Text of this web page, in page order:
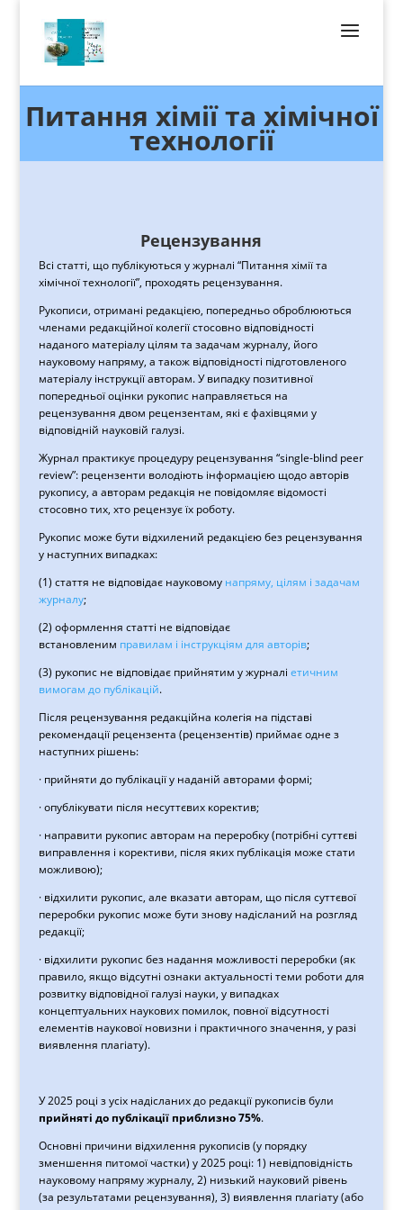
Питання хімії та хімічної
технології
Рецензування
Всі статті, що публікуються у журналі “Питання хімії та
хімічної технології”, проходять рецензування.
Рукописи, отримані редакцією, попередньо оброблюються
членами редакційної колегії стосовно відповідності
наданого матеріалу цілям та задачам журналу, його
науковому напряму, а також відповідності підготовленого
матеріалу інструкції авторам. У випадку позитивної
попередньої оцінки рукопис направляється на
рецензування двом рецензентам, які є фахівцями у
відповідній науковій галузі.
Журнал практикує процедуру рецензування “single-blind peer
review”: рецензенти володіють інформацією щодо авторів
рукопису, а авторам редакція не повідомляє відомості
стосовно тих, хто рецензує їх роботу.
Рукопис може бути відхилений редакцією без рецензування
у наступних випадках:
(1) стаття не відповідає науковому напряму, цілям і задачам
журналу;
(2) оформлення статті не відповідає
встановленим правилам і інструкціям для авторів;
(3) рукопис не відповідає прийнятим у журналі етичним
вимогам до публікацій.
Після рецензування редакційна колегія на підставі
рекомендації рецензента (рецензентів) приймає одне з
наступних рішень:
· прийняти до публікації у наданій авторами формі;
· опублікувати після несуттєвих коректив;
· направити рукопис авторам на переробку (потрібні суттєві
виправлення і корективи, після яких публікація може стати
можливою);
· відхилити рукопис, але вказати авторам, що після суттєвої
переробки рукопис може бути знову надісланий на розгляд
редакції;
· відхилити рукопис без надання можливості переробки (як
правило, якщо відсутні ознаки актуальності теми роботи для
розвитку відповідної галузі науки, у випадках
концептуальних наукових помилок, повної відсутності
елементів наукової новизни і практичного значення, у разі
виявлення плагіату).
У 2025 році з усіх надісланих до редакції рукописів були
прийняті до публікації приблизно 75%.
Основні причини відхилення рукописів (у порядку
зменшення питомої частки) у 2025 році: 1) невідповідність
науковому напряму журналу, 2) низький науковий рівень
(за результатами рецензування), 3) виявлення плагіату (або